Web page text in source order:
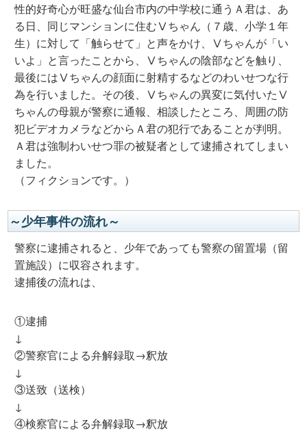
性的好奇心が旺盛な仙台市内の中学校に通うＡ君は、あ
る日、同じマンションに住むⅤちゃん（７歳、小学１年
生）に対して「触らせて」と声をかけ、Ⅴちゃんが「い
いよ」と言ったことから、Ⅴちゃんの陰部などを触り、
最後にはⅤちゃんの顔面に射精するなどのわいせつな行
為を行いました。その後、Ⅴちゃんの異変に気付いたⅤ
ちゃんの母親が警察に通報、相談したところ、周囲の防
犯ビデオカメラなどからＡ君の犯行であることが判明。
Ａ君は強制わいせつ罪の被疑者として逮捕されてしまい
ました。
（フィクションです。）
～少年事件の流れ～
警察に逮捕されると、少年であっても警察の留置場（留
置施設）に収容されます。
逮捕後の流れは、
①逮捕
↓
②警察官による弁解録取→釈放
↓
③送致（送検）
↓
④検察官による弁解録取→釈放